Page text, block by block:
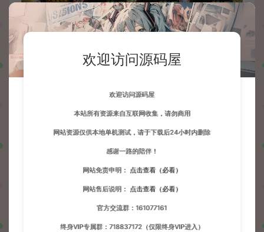
欢迎访问源码屋
欢迎访问源码屋
本站所有资源来自互联网收集，请勿商用
网站资源仅供本地单机测试，请于下载后24小时内删除
感谢一路的陪伴！
网站免责申明： 点击查看（必看）
网站售后说明： 点击查看（必看）
官方交流群：161077161
终身VIP专属群：718837172（仅限终身VIP进入）